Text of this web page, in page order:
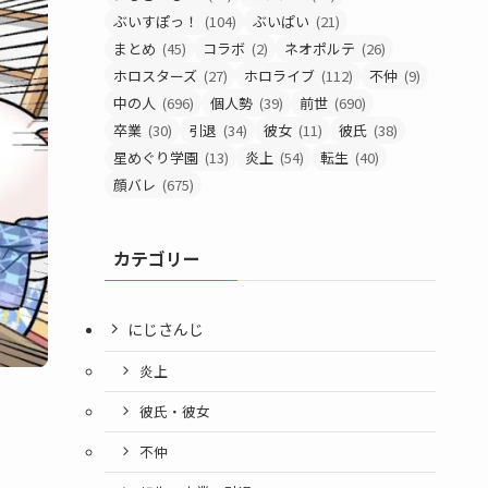
ぶいすぽっ！
(104) ぶいぱい (21)
まとめ (45) コラボ (2) ネオポルテ (26)
ホロスターズ (27) ホロライブ (112) 不仲 (9)
中の人 (696) 個人勢 (39) 前世 (690)
卒業 (30) 引退 (34) 彼女 (11) 彼氏 (38)
星めぐり学園 (13) 炎上 (54) 転生 (40)
顔バレ (675)
カテゴリー
にじさんじ
炎上
彼氏・彼女
不仲